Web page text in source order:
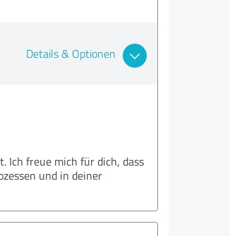
Details & Optionen
Ich freue mich für dich, dass
und in deiner